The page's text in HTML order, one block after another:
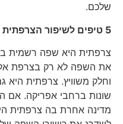
שלכם.
את השפה לא רק בצרפת אלא
וחלק משוויץ. צרפתית היא
שונות ברחבי אפריקה. אם
מדינה אחרת בה צרפתית